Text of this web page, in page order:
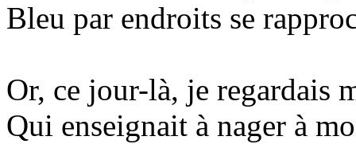
Bleu par endroits se
Or, ce jour-là, je regardais
Qui enseignait à nager à